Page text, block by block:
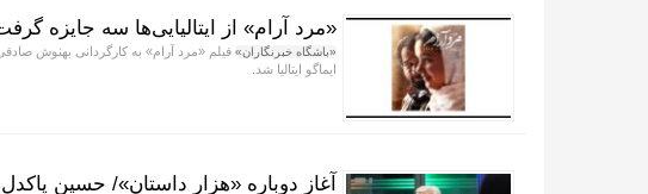
«مرد آرام» از ایتالیایی‌ها سه جایزه
«باشگاه خبرنگاران» فیلم «مرد آرام» به کارگردانی بهنوش
ایماگو ایتالیا شد.
آغاز دوباره «هزار داستان»/ حسین